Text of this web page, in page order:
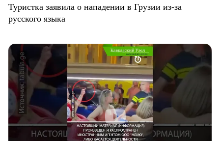
Туристка заявила о нападении в Грузии из-за
русского языка